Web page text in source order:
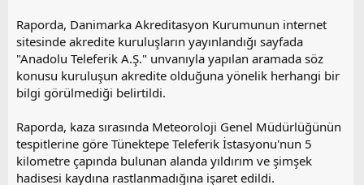
Raporda, Danimarka Akreditasyon Kurumunun internet
sitesinde akredite kuruluşların yayınlandığı sayfada
"Anadolu Teleferik A.Ş." unvanıyla yapılan aramada söz
konusu kuruluşun akredite olduğuna yönelik herhangi bir
bilgi görülmediği belirtildi.
Raporda, kaza sırasında Meteoroloji Genel Müdürlüğünün
tespitlerine göre Tünektepe Teleferik İstasyonu'nun 5
kilometre çapında bulunan alanda yıldırım ve şimşek
hadisesi kaydına rastlanmadığına işaret edildi.